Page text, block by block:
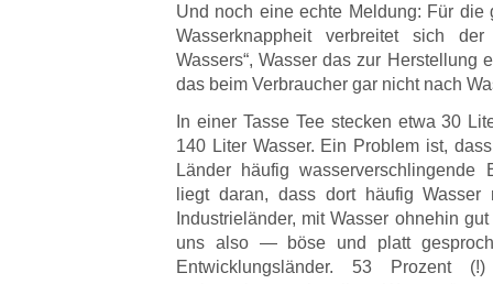
Und noch eine echte Meldung: Für die
Wasserknappheit verbreitet sich
Wassers“, Wasser das zur Herstellung
das beim Verbraucher gar nicht nach
In einer Tasse Tee stecken etwa 30
140 Liter Wasser. Ein Problem ist,
Länder häufig wasserverschlingende
liegt daran, dass dort häufig
Industrieländer, mit Wasser ohnehin
uns also — böse und platt
Entwicklungsländer. 53 Prozent